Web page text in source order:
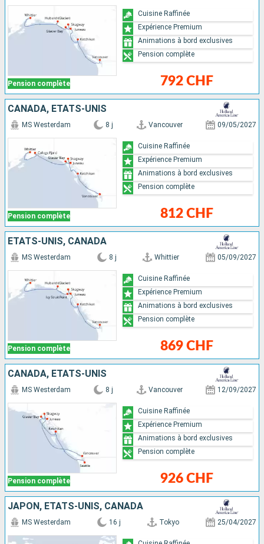
Pension complète 792 CHF
Cuisine Raffinée
Expérience Premium
Animations à bord exclusives
Pension complète
CANADA, ÉTATS-UNIS
Pension complète
MS Westerdam 8 j Vancouver 09/05/2027
812 CHF
Cuisine Raffinée
Expérience Premium
Animations à bord exclusives
Pension complète
ÉTATS-UNIS, CANADA
Pension complète
MS Westerdam 8 j Whittier 05/09/2027
869 CHF
Cuisine Raffinée
Expérience Premium
Animations à bord exclusives
Pension complète
CANADA, ÉTATS-UNIS
Pension complète
MS Westerdam 8 j Vancouver 12/09/2027
926 CHF
Cuisine Raffinée
Expérience Premium
Animations à bord exclusives
Pension complète
JAPON, ÉTATS-UNIS, CANADA
MS Westerdam 16 j Tokyo 25/04/2027